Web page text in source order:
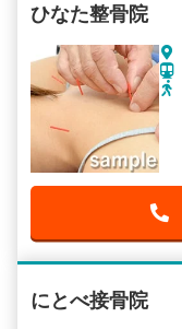
ひなた整骨院
にとべ接骨院